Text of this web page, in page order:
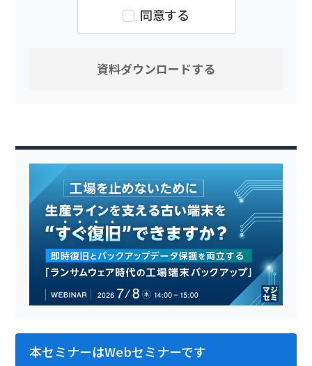
同意する
本セミナーはWebセミナーです